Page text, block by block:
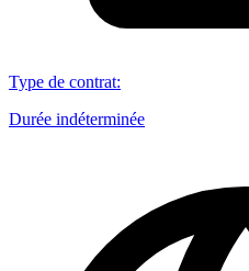
Type de contrat:
Durée indéterminée